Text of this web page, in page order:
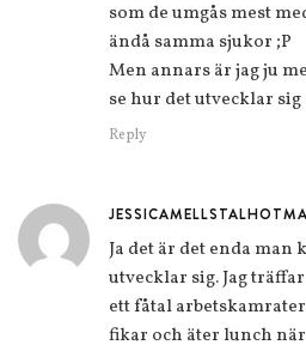
som de umgås mest
ändå samma sjukor ;P
Men annars är jag ju
se hur det utvecklar
Reply
Ja det är det enda man
utvecklar sig. Jag
ett fåtal
fikar och äter lunch